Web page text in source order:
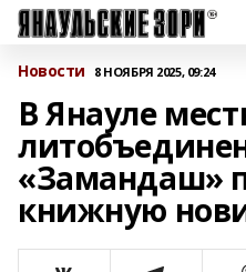
Новости 8 НОЯБРЯ 2025, 09:24
В Янауле
«Замандаш»
книжную